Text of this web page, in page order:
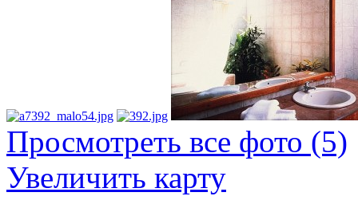
Просмотреть все фото (5)
Увеличить карту